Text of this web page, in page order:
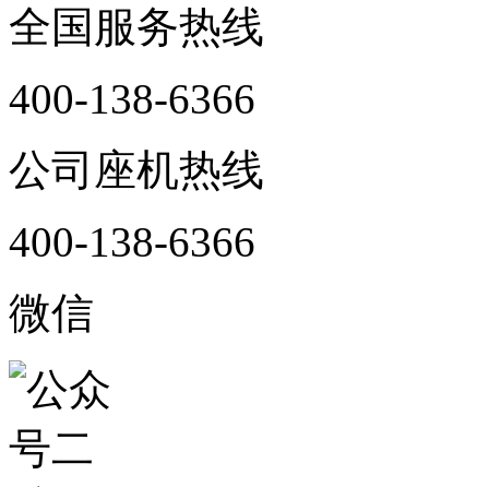
全国服务热线
400-138-6366
公司座机热线
400-138-6366
微信